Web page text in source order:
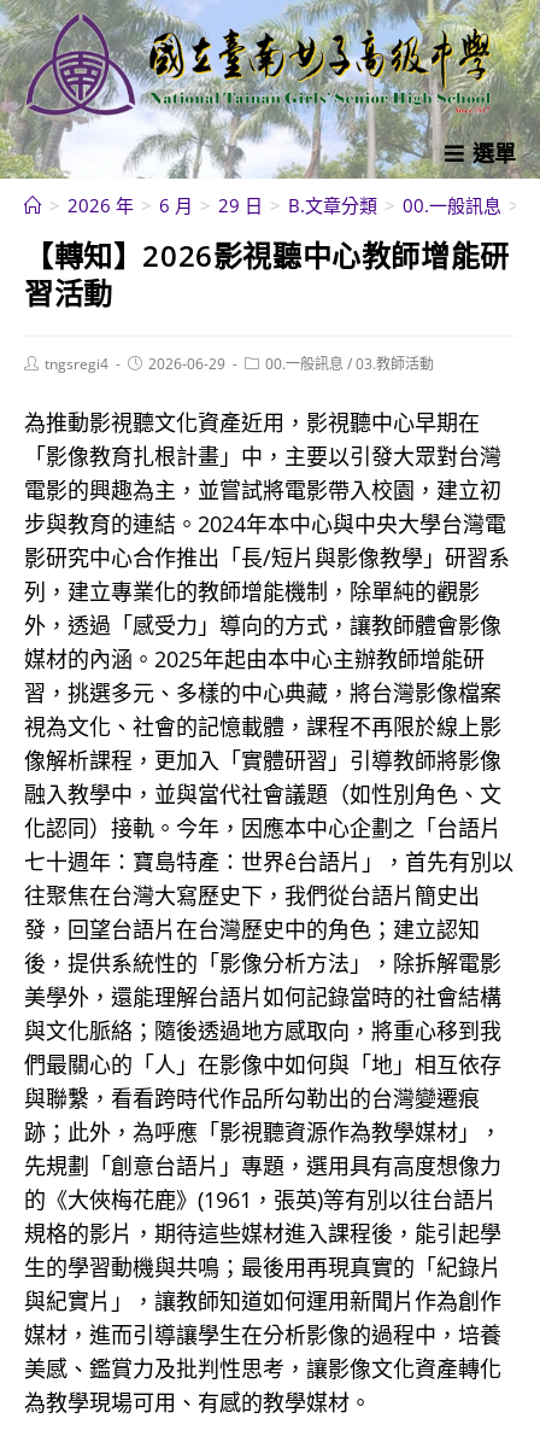
跳
轉
至
主
要
內
選單
> 2026 年 > 6 月 > 29 日 > B.文章分類 > 00.一般訊息 >
【轉知】2026影視聽中心教師增能研
習活動
Posttngsregi4
Post2026-06-29
Post00.一般訊息 /03.教師活動
為推動影視聽文化資產近用，影視聽中心早期在
「影像教育扎根計畫」中，主要以引發大眾對台灣
電影的興趣為主，並嘗試將電影帶入校園，建立初
步與教育的連結。2024年本中心與中央大學台灣電
影研究中心合作推出「長/短片與影像教學」研習系
列，建立專業化的教師增能機制，除單純的觀影
外，透過「感受力」導向的方式，讓教師體會影像
媒材的內涵。2025年起由本中心主辦教師增能研
習，挑選多元、多樣的中心典藏，將台灣影像檔案
視為文化、社會的記憶載體，課程不再限於線上影
像解析課程，更加入「實體研習」引導教師將影像
融入教學中，並與當代社會議題（如性別角色、文
化認同）接軌。今年，因應本中心企劃之「台語片
七十週年：寶島特產：世界ê台語片」，首先有別以
往聚焦在台灣大寫歷史下，我們從台語片簡史出
發，回望台語片在台灣歷史中的角色；建立認知
後，提供系統性的「影像分析方法」，除拆解電影
美學外，還能理解台語片如何記錄當時的社會結構
與文化脈絡；隨後透過地方感取向，將重心移到我
們最關心的「人」在影像中如何與「地」相互依存
與聯繫，看看跨時代作品所勾勒出的台灣變遷痕
跡；此外，為呼應「影視聽資源作為教學媒材」，
先規劃「創意台語片」專題，選用具有高度想像力
的《大俠梅花鹿》(1961，張英)等有別以往台語片
規格的影片，期待這些媒材進入課程後，能引起學
生的學習動機與共鳴；最後用再現真實的「紀錄片
與紀實片」，讓教師知道如何運用新聞片作為創作
媒材，進而引導讓學生在分析影像的過程中，培養
美感、鑑賞力及批判性思考，讓影像文化資產轉化
為教學現場可用、有感的教學媒材。